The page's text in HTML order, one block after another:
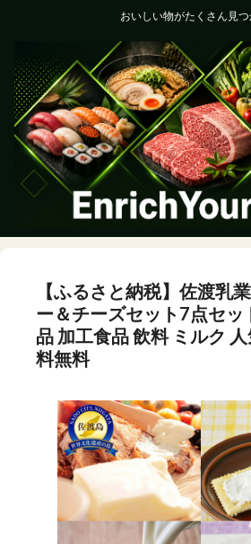
おいしい物がたくさん見つ
【ふるさと納税】佐渡乳
ー＆チーズセット7点セッ
品 加工食品 飲料 ミルク
料無料